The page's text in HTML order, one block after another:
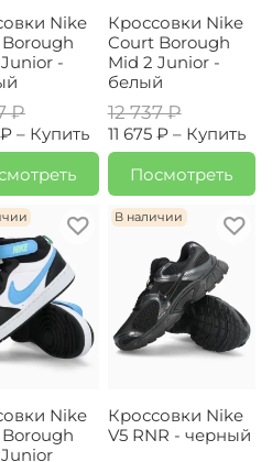
Nike
-
₽
₽ – Купить
Кроссовки Nike
Court Borough
Mid 2 Junior -
белый
12 737 ₽
11 675 ₽ – Купить
Посмотреть
Nike
В наличии
Кроссовки Nike
V5 RNR - черный